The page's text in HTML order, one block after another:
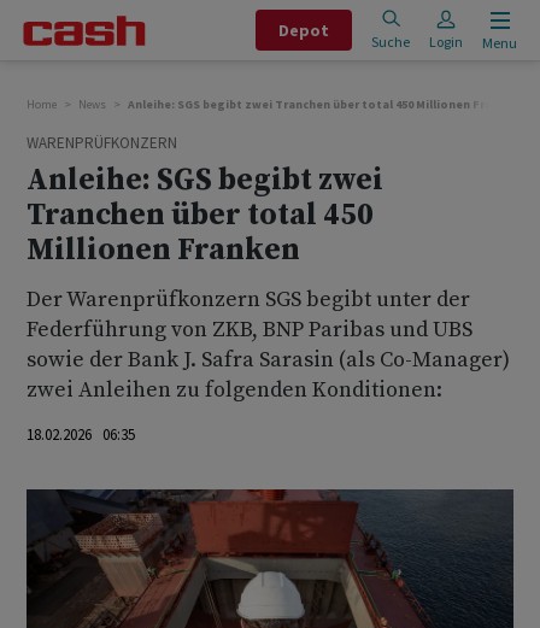
Depot
Suche Login Menu
Home News Anleihe: SGS begibt zwei Tranchen über total 450 Millionen Franken
WARENPRÜFKONZERN
Anleihe: SGS begibt zwei
Tranchen über total 450
Millionen Franken
Der Warenprüfkonzern SGS begibt unter der
Federführung von ZKB, BNP Paribas und UBS
sowie der Bank J. Safra Sarasin (als Co-Manager)
zwei Anleihen zu folgenden Konditionen:
18.02.2026 06:35